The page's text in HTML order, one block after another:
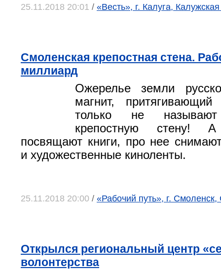
25.11.2018 20:01 / «Весть», г. Калуга,
Смоленская крепостная стена.
миллиард
Ожерелье земли
магнит,
только не
крепостную стену!
посвящают книги, про нее
и художественные киноленты.
25.11.2018 20:00 / «Рабочий путь», г.
Открылся региональный центр
волонтерства